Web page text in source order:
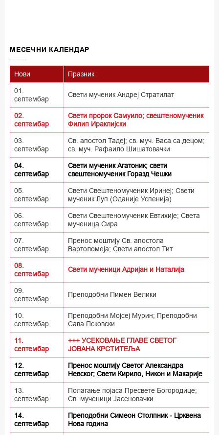
MECEЧНИ КАЛЕНДАР
Нови Празник
01.
септембар
Свети мученик Андреј Стратилат
02.
септембар
Свети пророк Самуило; свештеномученик
Филип Ираклијски
03.
септембар
Св. апостол Тадеј; св. муч. Васа са децом;
св. муч. Рафаило Шишатовачки
04.
септембар
Свети мученик Агатоник; свети
свештеномученик Горазд Чешки
05.
септембар
Свети Свештеномученик Иринеј; Свети
мученик Луп (Оданије Успенија)
06.
септембар
Свети Свештеномученик Евтихије; Света
мученица Сира
07.
септембар
Пренос моштију Св. апостола
Вартоломеја; Свети апостол Тит
08.
септембар
Свети мученици Адријан и Наталија
09.
септембар
Преподобни Пимен Велики
10.
септембар
Преподобни Мојсеј Мурин; Преподобни
Сава Псковски
11.
септембар
+++ УСЕКОВАЊЕ ГЛАВЕ СВЕТОГ
ЈОВАНА КРСТИТЕЉА
12.
септембар
Пренос моштију Светог Александра
Невског; Свети Кирило, Никон и Макарије
13.
септембар
Полагање појаса Пресвете Богородице;
Св. мученици Јасеновачки
14.
септембар
Преподобни Симеон Столпник - Црквена
Нова година